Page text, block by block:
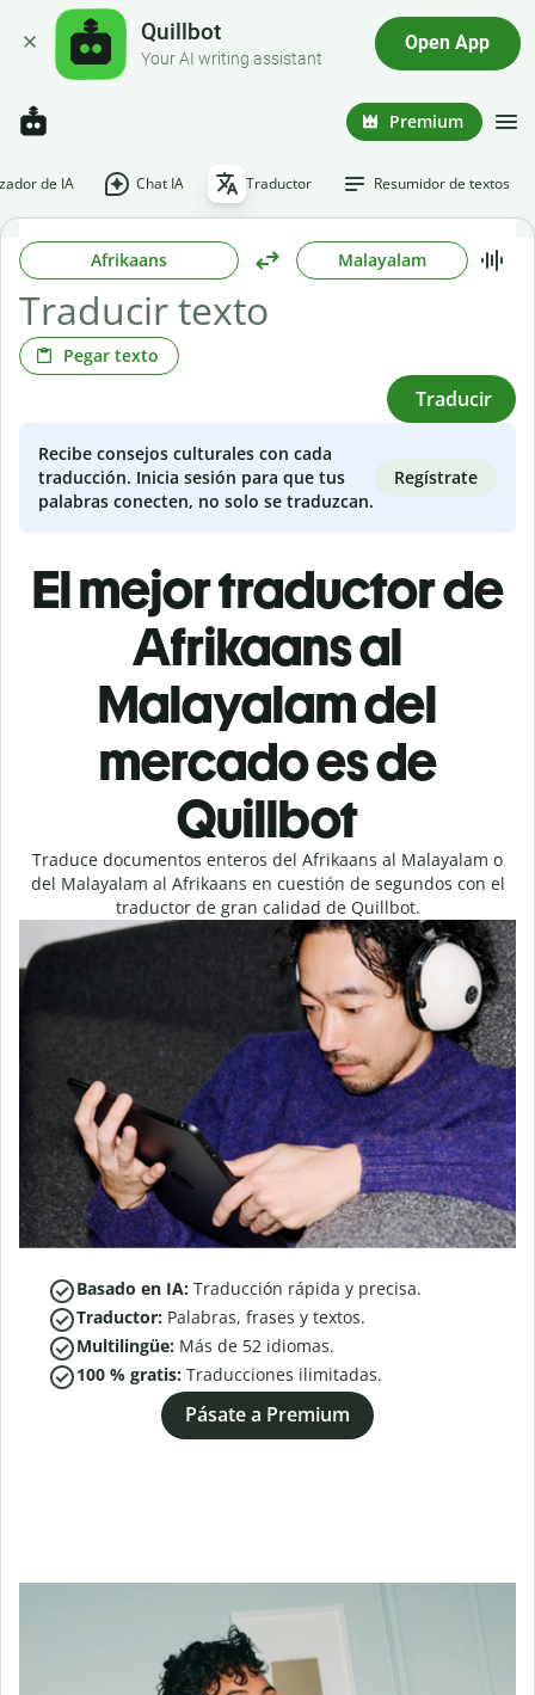
Quillbot
Your AI writing assistant
Open App
Premium
de IA Chat IA Traductor Resumidor de textos
Afrikaans Malayalam
Pegar texto
Traducir
Recibe consejos culturales con cada
traducción. Inicia sesión para que tus
palabras conecten, no solo se traduzcan.
Regístrate
El mejor traductor de
Afrikaans al
Malayalam del
mercado es de
Quillbot
Traduce documentos enteros del Afrikaans al Malayalam o
del Malayalam al Afrikaans en cuestión de segundos con el
traductor de gran calidad de Quillbot.
Basado en IA: Traducción rápida y precisa.
Traductor: Palabras, frases y textos.
Multilingüe: Más de 52 idiomas.
100 % gratis: Traducciones ilimitadas.
Pásate a Premium